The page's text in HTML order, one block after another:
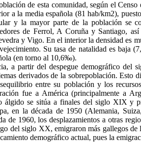
de esta comunidad, según el
a la media española (81 hab/km2),
y la mayor parte de la población se
de Ferrol, A Coruña y Santiago,
y Vigo. En el interior la densidad es
Su tasa de natalidad es baja
(en torno al 10,6‰).
a partir del despegue demográfico del
derivados de la sobrepoblación. Esto
entre su población y los
fue a América (principalmente a
álgido se sitúa a finales del siglo XIX y
en la década de 1950 (Alemania,
de 1960, los desplazamientos a otras
del siglo XX, emigraron más gallegos de
demográfico actual, pues la